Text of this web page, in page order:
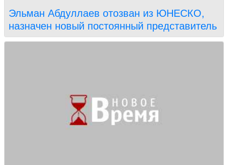
Эльман Абдуллаев отозван из ЮНЕСКО,
назначен новый постоянный представитель